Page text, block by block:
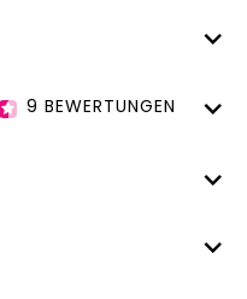
9 BEWERTUNGEN